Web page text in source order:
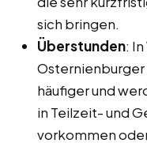
sich bringen.
Überstunden:
Osternienburger
häufiger und
in Teilzeit- und
vorkommen